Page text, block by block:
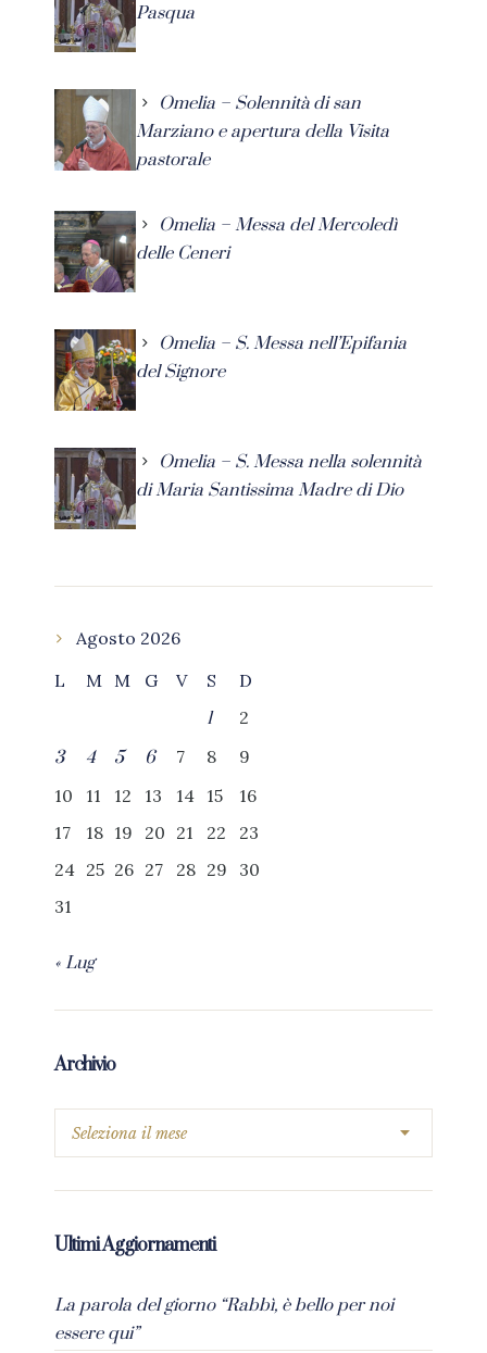
Pasqua
Omelia – Solennità di san
Marziano e apertura della Visita
pastorale
Omelia – Messa del Mercoledì
delle Ceneri
Omelia – S. Messa nell’Epifania
del Signore
Omelia – S. Messa nella solennità
di Maria Santissima Madre di Dio
Agosto 2026
L
M M G V S
D
1
2
3
4 5 6 7 8
9
10
11 12 13 14 15
16
17
18 19 20 21 22
23
24 25 26 27 28 29
30
31
« Lug
Archivio
Ultimi Aggiornamenti
La parola del giorno “Rabbì, è bello per noi
essere qui”